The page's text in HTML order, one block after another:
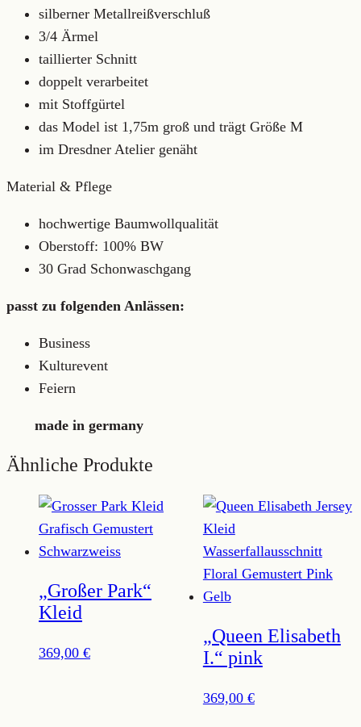
silberner Metallreißverschluß
3/4 Ärmel
taillierter Schnitt
doppelt verarbeitet
mit Stoffgürtel
das Model ist 1,75m groß und trägt Größe M
im Dresdner Atelier genäht
Material & Pflege
hochwertige Baumwollqualität
Oberstoff: 100% BW
30 Grad Schonwaschgang
passt zu folgenden Anlässen:
Business
Kulturevent
Feiern
made in germany
Ähnliche Produkte
„Großer Park“
Kleid
369,00 €
„Queen Elisabeth
I.“ pink
369,00 €